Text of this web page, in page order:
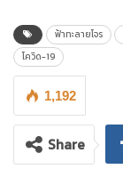
ฟ้าทะลายโจร
โควิด-19
1,192
Share